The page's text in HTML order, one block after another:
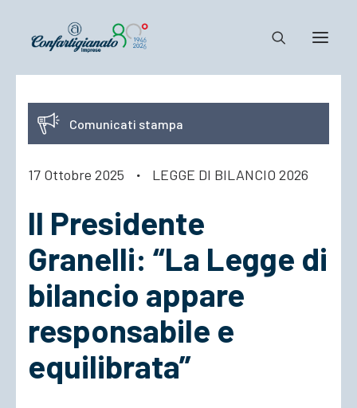
Notizie e Documenti
Confartigianato
Cosa Facciamo
Comunicati stampa
17 Ottobre 2025 · LEGGE DI BILANCIO 2026
Il Presidente
Granelli: “La Legge di
bilancio appare
responsabile e
equilibrata”